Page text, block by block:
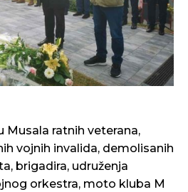
Musala ratnih veterana,
vojnih invalida, demolisanih
brigadira, udruženja
orkestra, moto kluba M